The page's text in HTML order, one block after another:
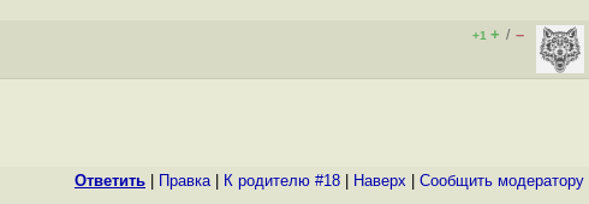
+1 + / –
Ответить Правка| К родителю #18 Наверх Cообщить модератору